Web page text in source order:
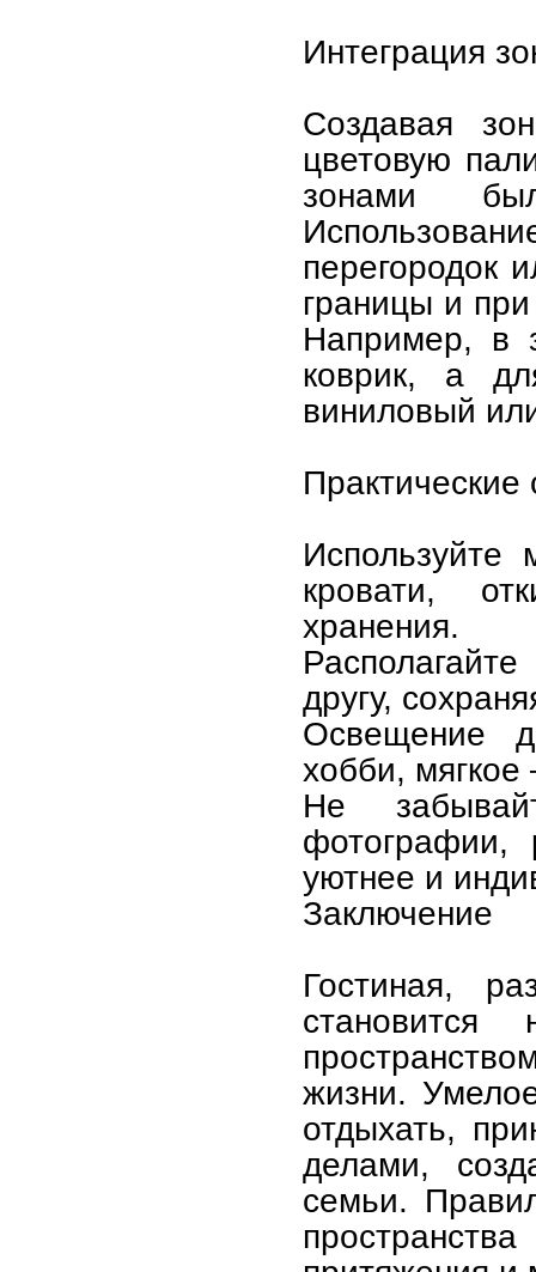
Интеграция
Создавая
цветовую
зонами
перегородок
границы и
Например, в
коврик, а
виниловый
Практические
Используйте
кровати,
хранения.
другу,
Освещение
хобби,
Не
фотографии,
уютнее и
Заключение
Гостиная,
жизни.
отдыхать,
делами,
семьи.